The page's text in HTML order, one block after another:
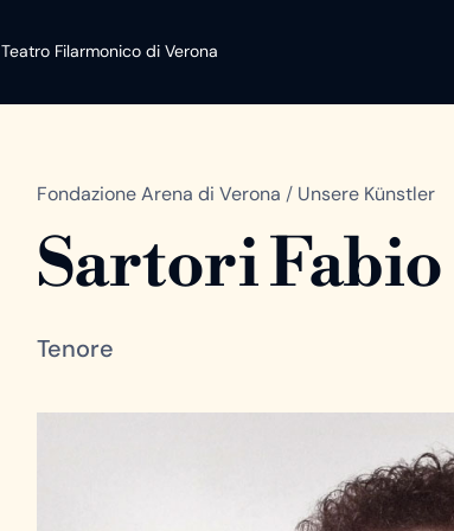
Teatro Filarmonico di Verona
Fondazione Arena di Verona / Unsere Künstler
Sartori Fabio
Tenore